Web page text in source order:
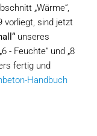
„Wärme“,
vorliegt, sind jetzt
unseres
- Feuchte“ und „8
fertig und
Handbuch